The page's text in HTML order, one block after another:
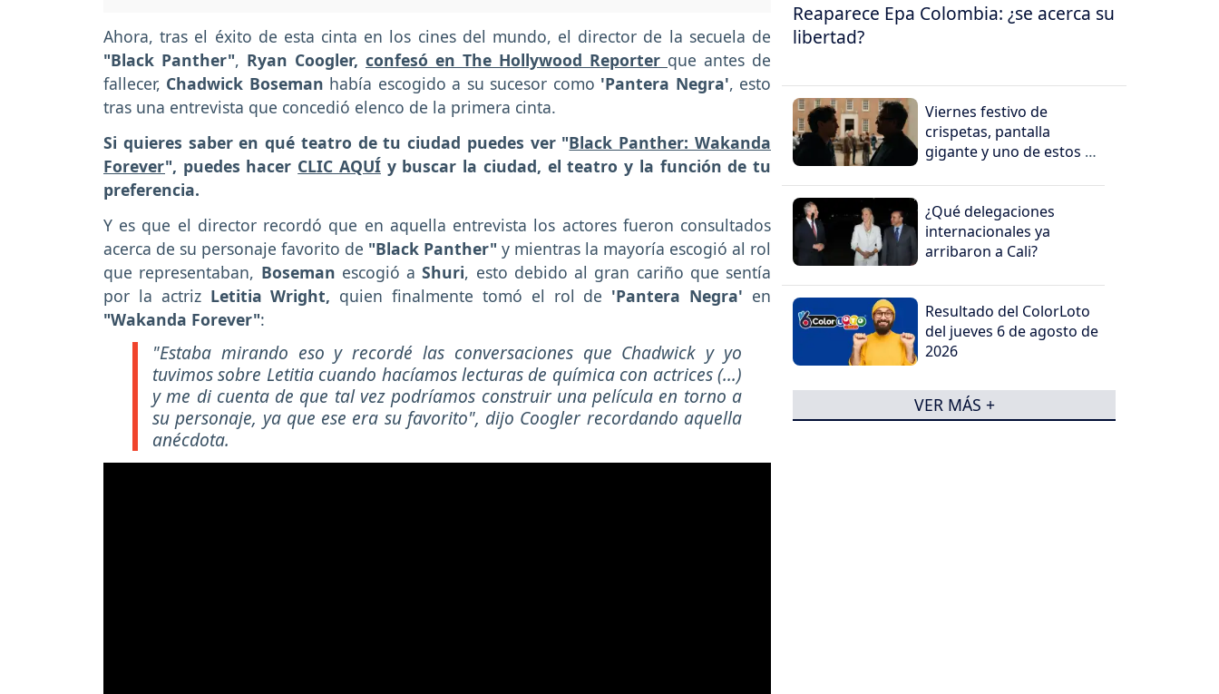
Ahora, tras el éxito de esta cinta en los cines del mundo, el director de la secuela de
"Black Panther", Ryan Coogler, confesó en The Hollywood Reporter que antes de
fallecer, Chadwick Boseman había escogido a su sucesor como 'Pantera Negra', esto
tras una entrevista que concedió elenco de la primera cinta.
Si quieres saber en qué teatro de tu ciudad puedes ver "Black Panther: Wakanda
Forever", puedes hacer CLIC AQUÍy buscar la ciudad, el teatro y la función de tu
preferencia.
Y es que el director recordó que en aquella entrevista los actores fueron consultados
acerca de su personaje favorito de "Black Panther" y mientras la mayoría escogió al rol
que representaban, Boseman escogió aShuri, esto debido al gran cariño que sentía
por la actriz Letitia Wright, quien finalmente tomó el rol de 'Pantera Negra' en
"Wakanda Forever":
"Estaba mirando eso y recordé las conversaciones que Chadwick y yo
tuvimos sobre Letitia cuando hacíamos lecturas de química con actrices (...)
y me di cuenta de que tal vez podríamos construir una película en torno a
su personaje, ya que ese era su favorito", dijo Coogler recordando aquella
anécdota.
Reaparece Epa Colombia: ¿se acerca su
libertad?
Viernes festivo de
crispetas, pantalla
gigante y uno de estos 5
¿Qué delegaciones
internacionales ya
arribaron a Cali?
Resultado del ColorLoto
del jueves 6 de agosto de
2026
VER MÁS +